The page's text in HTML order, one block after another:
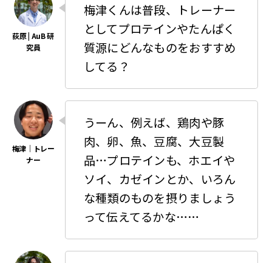
梅津くんは普段、トレーナー
としてプロテインやたんぱく
質源にどんなものをおすすめ
してる？
うーん、例えば、鶏肉や豚
肉、卵、魚、豆腐、大豆製
品…プロテインも、ホエイや
ソイ、カゼインとか、いろん
な種類のものを摂りましょう
って伝えてるかな……